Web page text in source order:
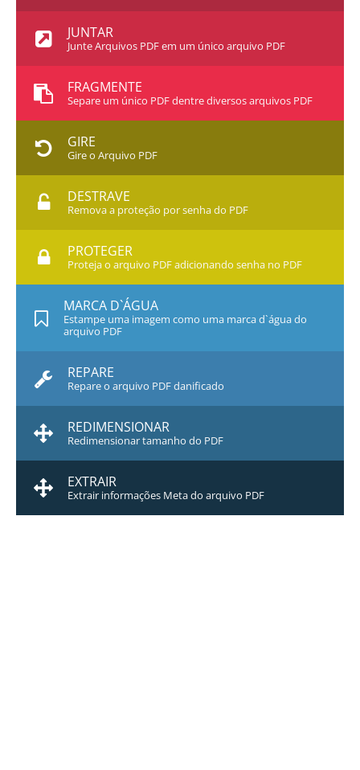
JUNTAR
Junte Arquivos PDF em um único arquivo PDF
FRAGMENTE
Separe um único PDF dentre diversos arquivos PDF
GIRE
Gire o Arquivo PDF
DESTRAVE
Remova a proteção por senha do PDF
PROTEGER
Proteja o arquivo PDF adicionando senha no PDF
MARCA D`ÁGUA
Estampe uma imagem como uma marca d`água do
arquivo PDF
REPARE
Repare o arquivo PDF danificado
REDIMENSIONAR
Redimensionar tamanho do PDF
EXTRAIR
Extrair informações Meta do arquivo PDF